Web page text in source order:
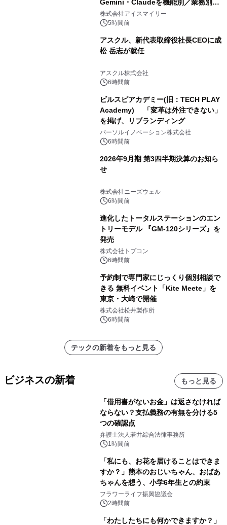
Gemini・Claudeを機能別／業務別に
比較―自社に合う生成AIの選び方がわ
かる実践ガイド
株式会社アイスマイリー
5時間前
アスクル、新代表取締役社長CEOに成
松 岳志が就任
アスクル株式会社
6時間前
ビルスピアカデミー(旧：TECH PLAY
Academy) 「変革は外注できない」
を掲げ、リブランディング
パーソルイノベーション株式会社
6時間前
2026年9月期 第3四半期決算のお知ら
せ
株式会社ニーズウェル
6時間前
進化したトータルステーションのエン
トリーモデル 『GM-120シリーズ』を
発売
株式会社トプコン
6時間前
予約制で専門家にじっくり個別相談で
きる 無料イベント「Kite Meete」を
東京・大崎で開催
株式会社松井製作所
6時間前
テックの新着をもっと見る
ビジネスの新着 もっと見る
「借用書がないお金」は返さなければ
ならない？支払義務の有無を分ける5
つの確認点
弁護士法人若井綜合法律事務所
1時間前
「私にも、お花を届けることはできま
すか？」熊本のおじいちゃん、おばあ
ちゃんを想う、小学6年生との約束
フラワーライフ振興協議会
2時間前
「わたしたちにも何かできますか？」